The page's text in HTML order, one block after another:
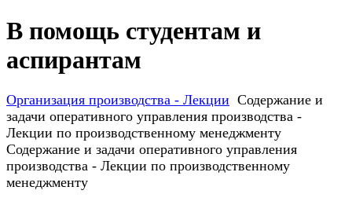
В помощь студентам и
аспирантам
Организация производства - Лекции Содержание и
задачи оперативного управления производства -
Лекции по производственному менеджменту
Содержание и задачи оперативного управления
производства - Лекции по производственному
менеджменту